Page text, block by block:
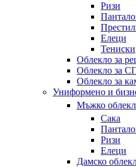
Ризи
Елеци
Тениски
Облекло за
Облекло за
Облекло за
Униформено и
Мъжко
Сака
Ризи
Елеци
Дамско